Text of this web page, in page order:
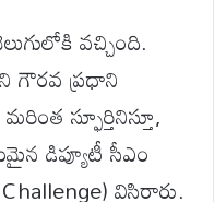
వచ్చింది.
గౌరవ ప్రధాని
మరింత స్ఫూర్తినిస్తూ,
డిప్యూటీ సీఎం
)విసిరారు.